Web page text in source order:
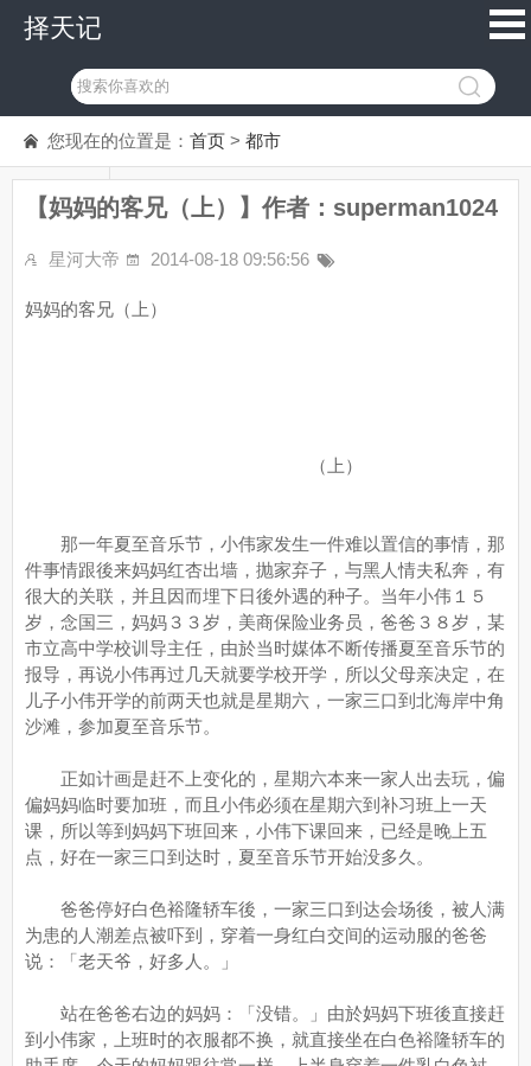
择天记
您现在的位置是： 首页 > 都市
【妈妈的客兄（上）】作者：superman1024
星河大帝 2014-08-18 09:56:56
妈妈的客兄（上）
（上）
那一年夏至音乐节，小伟家发生一件难以置信的事情，那
件事情跟後来妈妈红杏出墙，抛家弃子，与黑人情夫私奔，有
很大的关联，并且因而埋下日後外遇的种子。当年小伟１５
岁，念国三，妈妈３３岁，美商保险业务员，爸爸３８岁，某
市立高中学校训导主任，由於当时媒体不断传播夏至音乐节的
报导，再说小伟再过几天就要学校开学，所以父母亲决定，在
儿子小伟开学的前两天也就是星期六，一家三口到北海岸中角
沙滩，参加夏至音乐节。
正如计画是赶不上变化的，星期六本来一家人出去玩，偏
偏妈妈临时要加班，而且小伟必须在星期六到补习班上一天
课，所以等到妈妈下班回来，小伟下课回来，已经是晚上五
点，好在一家三口到达时，夏至音乐节开始没多久。
爸爸停好白色裕隆轿车後，一家三口到达会场後，被人满
为患的人潮差点被吓到，穿着一身红白交间的运动服的爸爸
说：「老天爷，好多人。」
站在爸爸右边的妈妈：「没错。」由於妈妈下班後直接赶
到小伟家，上班时的衣服都不换，就直接坐在白色裕隆轿车的